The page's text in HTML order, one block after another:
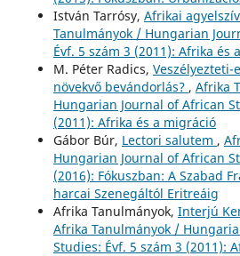
István Tarrósy, Afrikai
Tanulmányok / Hungarian
Évf. 5 szám 3 (2011): Afrika és
M. Péter Radics, Veszélyezteti-
növekvő bevándorlás? , Afrika
Hungarian Journal of African
(2011): Afrika és a migráció
Gábor Búr, Lectori salutem ,
Hungarian Journal of African
(2016): Fókuszban: A Szabad
harcai Szenegáltól Eritreáig
Afrika Tanulmányok, Interjú
Afrika Tanulmányok /
Studies: Évf. 5 szám 3 (2011):